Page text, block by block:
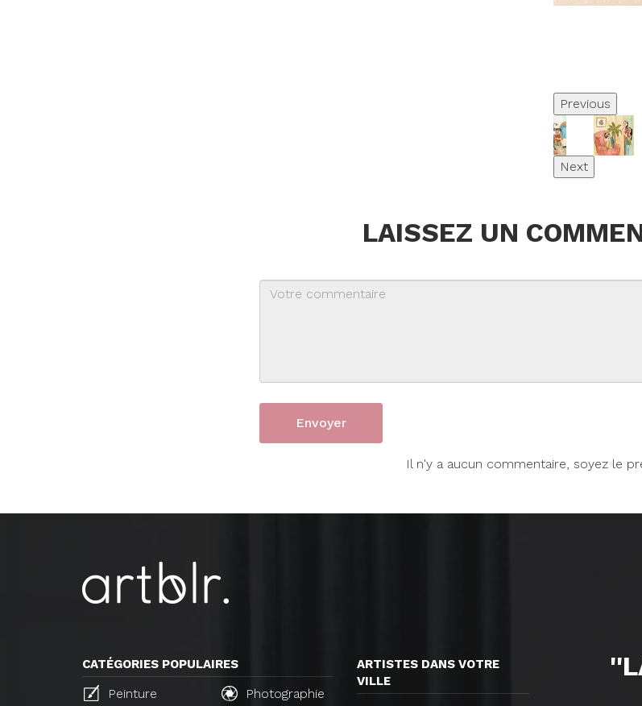
Previous
Next
LAISSEZ UN
Il n'y a aucun commentaire, soyez le
CATÉGORIES POPULAIRES
Peinture Photographie
ARTISTES DANS VOTRE
VILLE